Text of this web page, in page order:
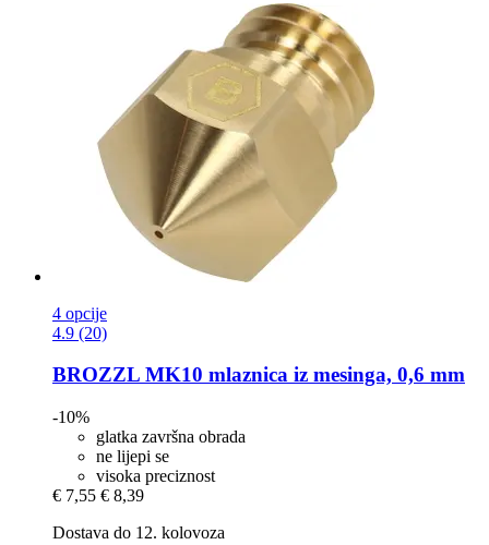
4 opcije
4.9 (20)
BROZZL MK10 mlaznica iz mesinga, 0,6 mm
-10%
glatka završna obrada
ne lijepi se
visoka preciznost
€ 7,55 € 8,39
Dostava do 12. kolovoza